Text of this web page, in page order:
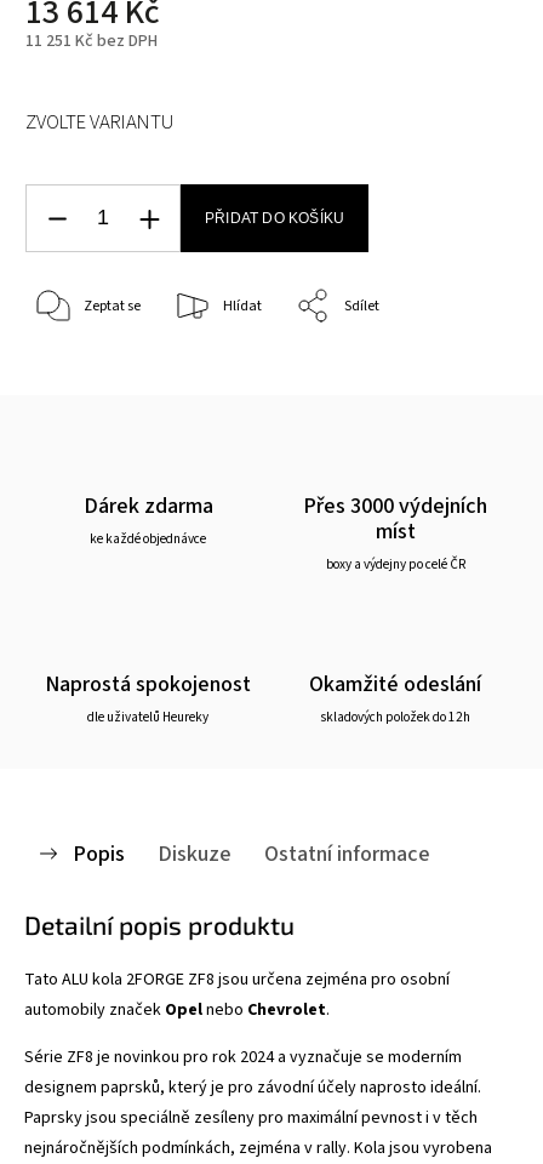
13 614 Kč
11 251 Kč bez DPH
ZVOLTE VARIANTU
PŘIDAT DO KOŠÍKU
Zeptat se Hlídat Sdílet
Dárek zdarma
ke každé objednávce
Přes 3000 výdejních
míst
boxy a výdejny po celé ČR
Naprostá spokojenost
dle uživatelů Heureky
Okamžité odeslání
skladových položek do 12h
Popis Diskuze Ostatní informace
Detailní popis produktu
Tato ALU kola 2FORGE ZF8 jsou určena zejména pro osobní
automobily značek Opelnebo Chevrolet.
Série ZF8 je novinkou pro rok 2024 a vyznačuje se moderním
designem paprsků, který je pro závodní účely naprosto ideální.
Paprsky jsou speciálně zesíleny pro maximální pevnost i v těch
nejnáročnějších podmínkách, zejména v rally. Kola jsou vyrobena